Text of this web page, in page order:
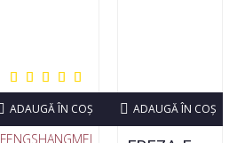
FENGSHANGMEI
ADAUGĂ ÎN COŞ ADAUGĂ ÎN COŞ